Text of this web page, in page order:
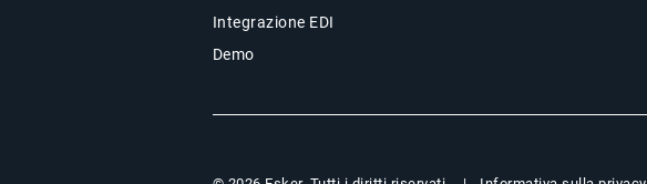
Integrazione EDI
Demo